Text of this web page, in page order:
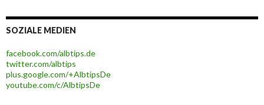
SOZIALE MEDIEN
facebook.com/albtips.de
twitter.com/albtips
plus.google.com/+AlbtipsDe
youtube.com/c/AlbtipsDe